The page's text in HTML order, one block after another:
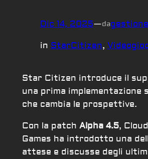
Dic 14, 2025—dagestione
in StarCitizen,
Star Citizen introduce il
una prima implementazione
che cambia le prospettive.
Con la patch Alpha 4.5,
Games ha introdotto una
attese e discusse degli